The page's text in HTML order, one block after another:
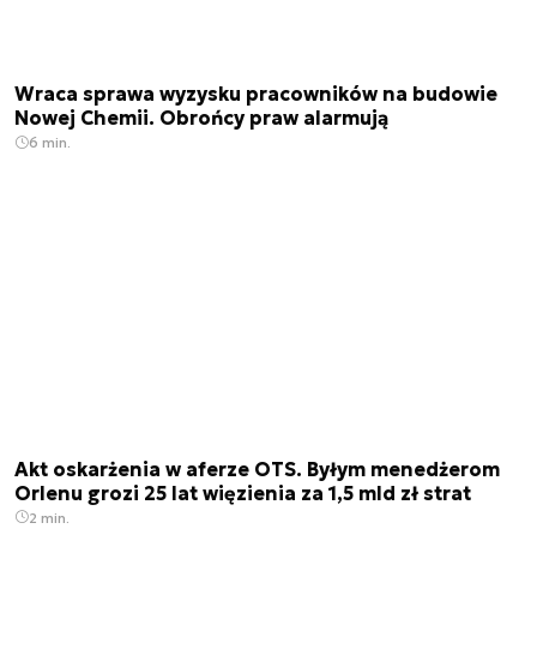
Wraca sprawa wyzysku pracowników na budowie
Nowej Chemii. Obrońcy praw alarmują
6 min.
Akt oskarżenia w aferze OTS. Byłym menedżerom
Orlenu grozi 25 lat więzienia za 1,5 mld zł strat
2 min.